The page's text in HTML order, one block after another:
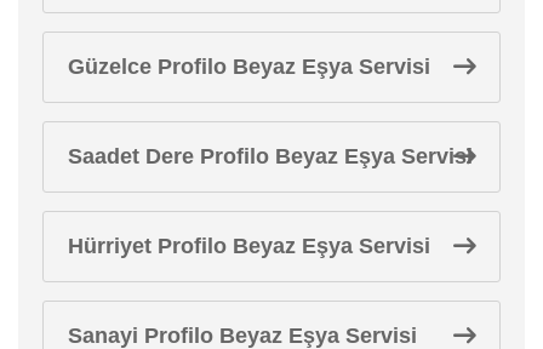
Güzelce Profilo Beyaz Eşya Servisi
Saadet Dere Profilo Beyaz Eşya Servisi
Hürriyet Profilo Beyaz Eşya Servisi
Sanayi Profilo Beyaz Eşya Servisi